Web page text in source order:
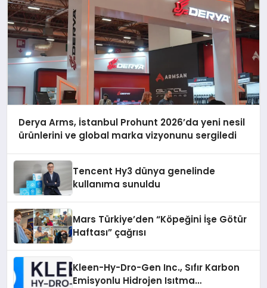
Derya Arms, İstanbul Prohunt 2026’da yeni nesil
ürünlerini ve global marka vizyonunu sergiledi
Tencent Hy3 dünya genelinde
kullanıma sunuldu
Mars Türkiye’den “Köpeğini İşe Götür
Haftası” çağrısı
Kleen-Hy-Dro-Gen Inc., Sıfır Karbon
Emisyonlu Hidrojen Isıtma